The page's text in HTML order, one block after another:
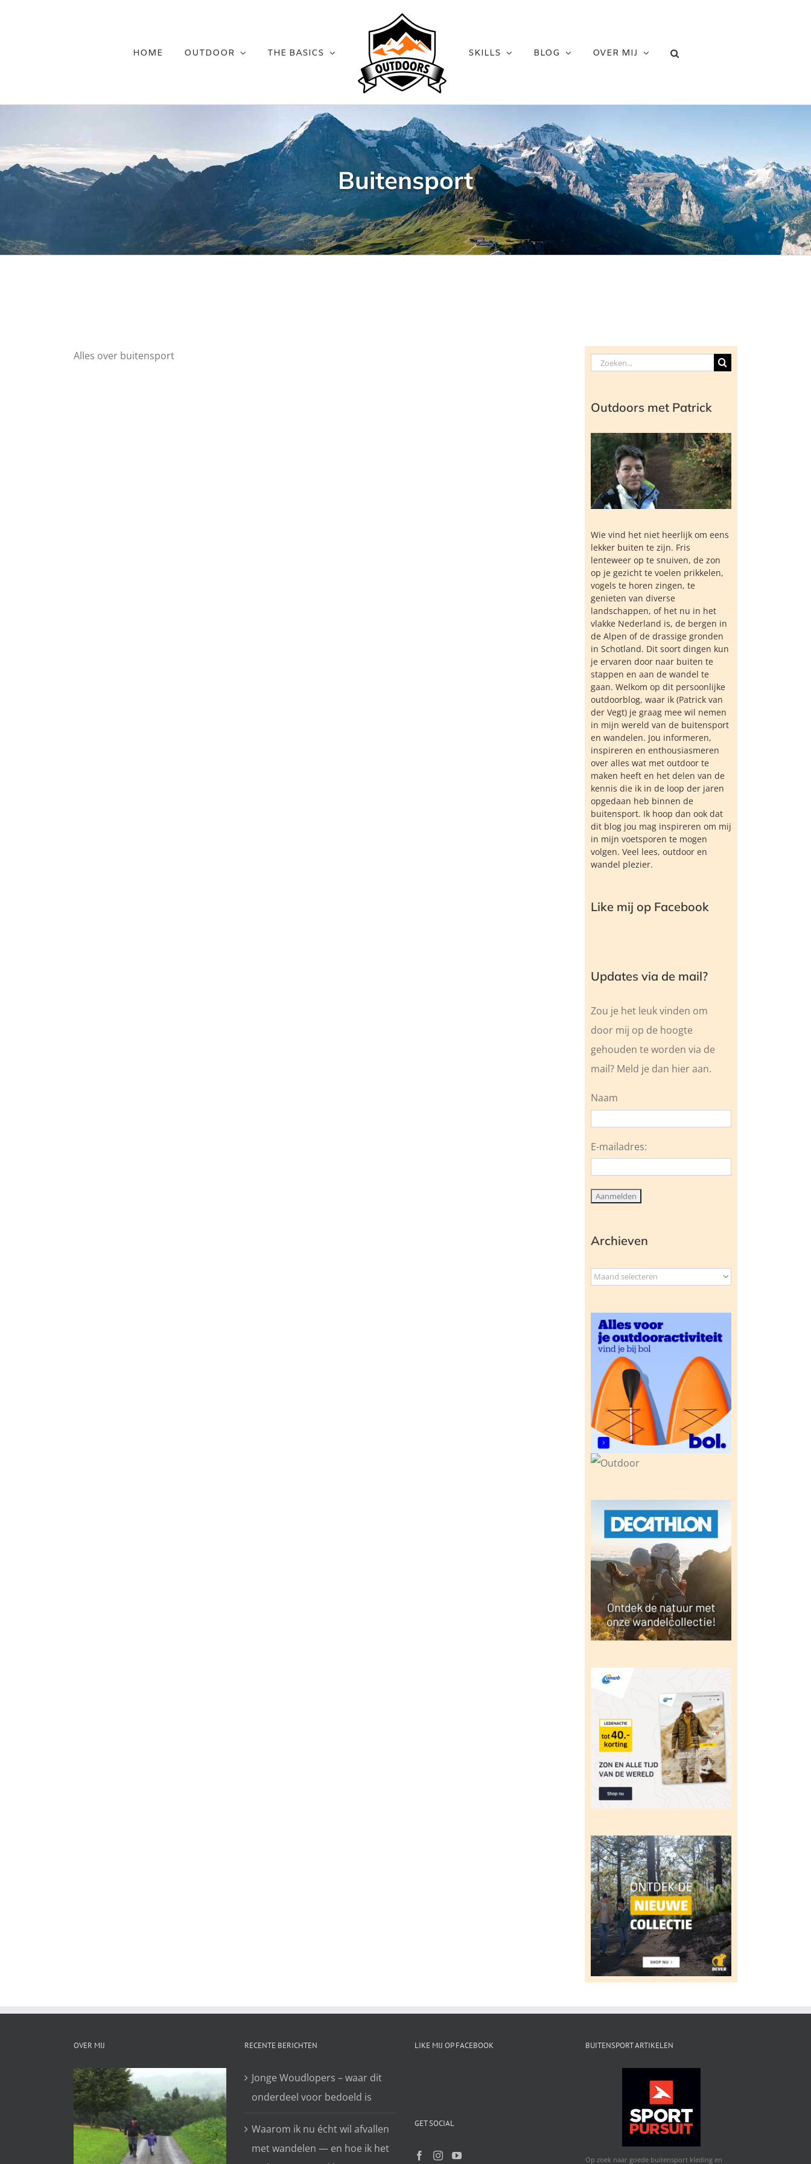
HOME OUTDOOR THE BASICS SKILLS BLOG OVER MIJ
Buitensport
Alles over buitensport
Zoeken
Outdoors met Patrick
Wie vind het niet heerlijk om eens
lekker buiten te zijn. Fris
lenteweer op te snuiven, de zon
op je gezicht te voelen prikkelen,
vogels te horen zingen, te
genieten van diverse
landschappen, of het nu in het
vlakke Nederland is, de bergen in
de Alpen of de drassige gronden
in Schotland. Dit soort dingen kun
je ervaren door naar buiten te
stappen en aan de wandel te
gaan. Welkom op dit persoonlijke
outdoorblog, waar ik (Patrick van
der Vegt) je graag mee wil nemen
in mijn wereld van de buitensport
en wandelen. Jou informeren,
inspireren en enthousiasmeren
over alles wat met outdoor te
maken heeft en het delen van de
kennis die ik in de loop der jaren
opgedaan heb binnen de
buitensport. Ik hoop dan ook dat
dit blog jou mag inspireren om mij
in mijn voetsporen te mogen
volgen. Veel lees, outdoor en
wandel plezier.
Like mij op Facebook
Updates via de mail?
Zou je het leuk vinden om
door mij op de hoogte
gehouden te worden via de
mail? Meld je dan hier aan.
Naam
E-mailadres:
Archieven
Archieven
OVER MIJ RECENTE BERICHTEN
Jonge Woudlopers – waar dit
onderdeel voor bedoeld is
Waarom ik nu écht wil afvallen
met wandelen — en hoe ik het
LIKE MIJ OP FACEBOOK
GET SOCIAL
BUITENSPORT ARTIKELEN
Op zoek naar goede buitensport kleding en